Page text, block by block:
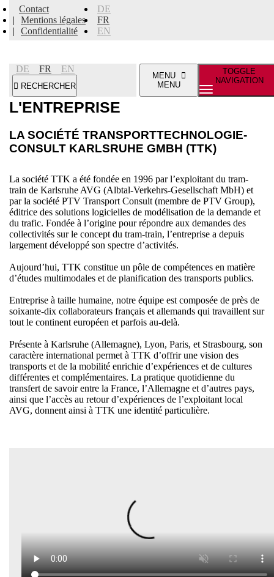
Contact
Mentions légales
Confidentialité
DE
FR
EN
DE FR EN
RECHERCHER
MENU
MENU
TOGGLE
NAVIGATION
Entreprise
L'ENTREPRISE
LA SOCIÉTÉ TRANSPORTTECHNOLOGIE-
CONSULT KARLSRUHE GMBH (TTK)
La société TTK a été fondée en 1996 par l’exploitant du tram-
train de Karlsruhe AVG (Albtal-Verkehrs-Gesellschaft MbH) et
par la société PTV Transport Consult (membre de PTV Group),
éditrice des solutions logicielles de modélisation de la demande et
du trafic. Fondée à l’origine pour répondre aux demandes des
collectivités sur le concept du tram-train, l’entreprise a depuis
largement développé son spectre d’activités.
Aujourd’hui, TTK constitue un pôle de compétences en matière
d’études multimodales et de planification des transports publics.
Entreprise à taille humaine, notre équipe est composée de près de
soixante-dix collaborateurs français et allemands qui travaillent sur
tout le continent européen et parfois au-delà.
Présente à Karlsruhe (Allemagne), Lyon, Paris, et Strasbourg, son
caractère international permet à TTK d’offrir une vision des
transports et de la mobilité enrichie d’expériences et de cultures
différentes et complémentaires. La pratique quotidienne du
transfert de savoir entre la France, l’Allemagne et d’autres pays,
ainsi que l’accès au retour d’expériences de l’exploitant local
AVG, donnent ainsi à TTK une identité particulière.